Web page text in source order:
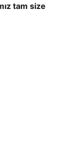
tam size